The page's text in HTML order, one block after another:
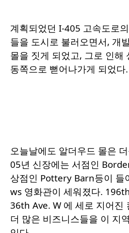
계획되었던 I-405 고속도로
들을 도시로 불러오면서, 개
몰을 짓게 되었고, 그로 인해
동쪽으로 뻗어나가게 되었다.
오늘날에도 알더우드 몰은
05년 신장에는 서점인
상점인 Pottery Barn등이 들
ws 영화관이 세워졌다.
36th Ave. W 에 세로 지어진
더 많은 비즈니스들을 이 지